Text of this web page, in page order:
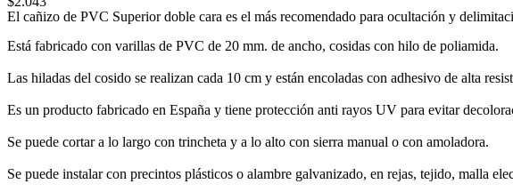
El cañizo de PVC Superior doble cara es el más recomendado para ocultación y
Está fabricado con varillas de PVC de 20 mm. de ancho, cosidas con hilo de poliamida.
Las hiladas del cosido se realizan cada 10 cm y están encoladas con adhesivo de alta
Es un producto fabricado en España y tiene protección anti rayos UV para evitar
Se puede cortar a lo largo con trincheta y a lo alto con sierra manual o con amoladora.
Se puede instalar con precintos plásticos o alambre galvanizado, en rejas, tejido, malla